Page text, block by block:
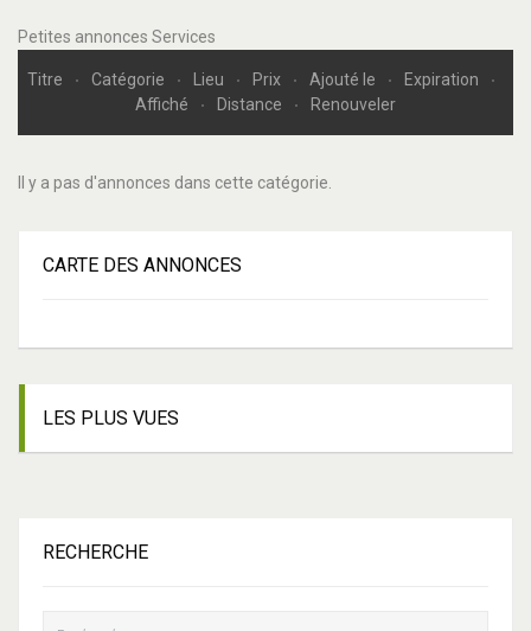
Petites annonces Services
Titre Catégorie Lieu Prix Ajouté le
Expiration
Affiché
Distance Renouveler
Il y a pas d'annonces dans cette catégorie.
CARTE DES ANNONCES
LES PLUS VUES
RECHERCHE